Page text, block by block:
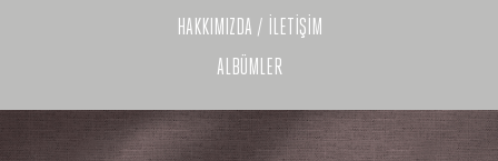
HAKKIMIZDA / İLETİŞİM
ALBÜMLER